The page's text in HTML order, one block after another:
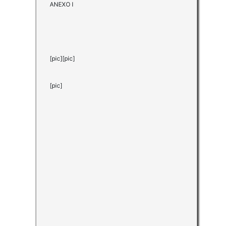
ANEXO I
[pic][pic]
[pic]